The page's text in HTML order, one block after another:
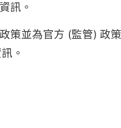
訊。
策並為官方 (監管) 政
。